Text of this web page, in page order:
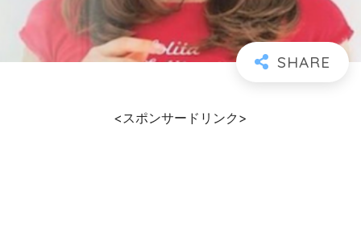
<スポンサードリンク>